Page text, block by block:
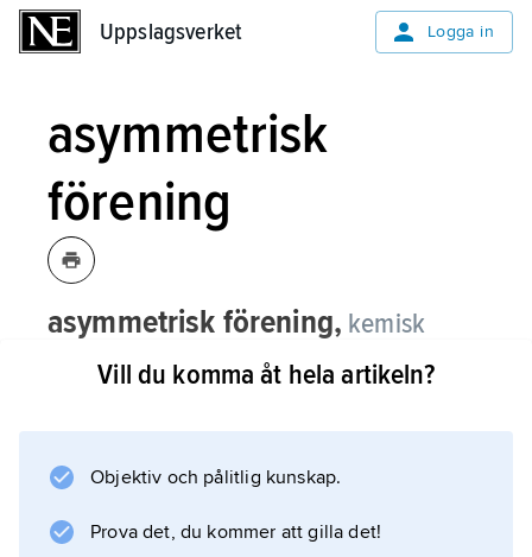
Uppslagsverket Logga in
asymmetrisk
förening
asymmetrisk förening, kemisk
förening vars molekylstruktur helt
saknar symmetrielement.
kolatom som utgör ett stereocenter (kolatom
Jämför
Vill du komma åt hela artikeln?
Objektiv och pålitlig kunskap.
Prova det, du kommer att gilla det!